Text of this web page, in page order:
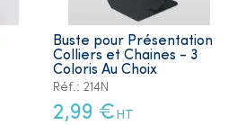
Buste pour Présentation
Colliers et Chaines - 3
Coloris Au Choix
Réf.: 214N
2,99 € HT